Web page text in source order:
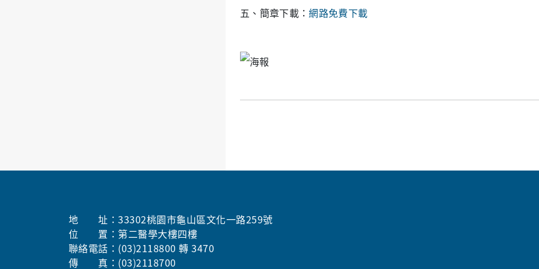
五、簡章下載：網路免費下載
地 址：33302桃園市龜山區文化一路259號
位 置：第二醫學大樓四樓
聯絡電話：(03)2118800 轉 3470
傳 真：(03)2118700